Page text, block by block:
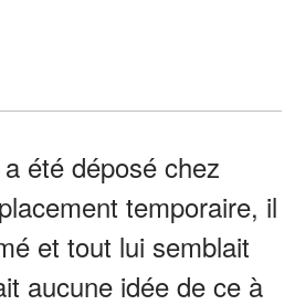
été déposé chez
temporaire, il
et tout lui semblait
aucune idée de ce à